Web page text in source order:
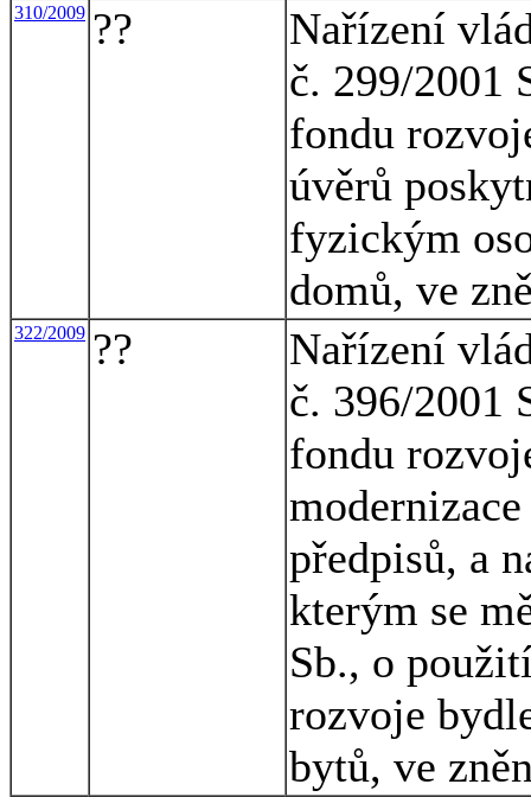
310/2009 ??
Nařízení
č. 299/2001
fondu
úvěrů
fyzickým
domů, ve
322/2009 ??
Nařízení
č. 396/2001
fondu
předpisů, a
kterým se
Sb., o
rozvoje
bytů, ve